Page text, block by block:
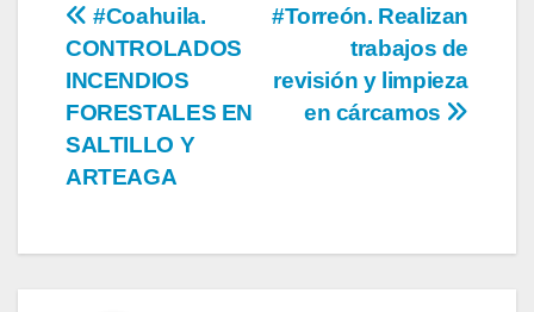
Navegación
de
entradas
#Torreón. Realizan
trabajos de
revisión y limpieza
en cárcamos
#Coahuila.
CONTROLADOS
INCENDIOS
FORESTALES EN
SALTILLO Y
ARTEAGA